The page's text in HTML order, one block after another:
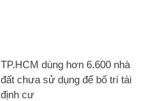
TP.HCM dùng hơn 6.600 nhà
đất chưa sử dụng để bố trí tái
định cư